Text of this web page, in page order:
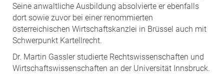
Seine anwaltliche Ausbildung absolvierte er ebenfalls
dort sowie zuvor bei einer renommierten
österreichischen Wirtschaftskanzlei in Brüssel auch mit
Schwerpunkt Kartellrecht.
Dr. Martin Gassler studierte Rechtswissenschaften und
Wirtschaftswissenschaften an der Universität Innsbruck.